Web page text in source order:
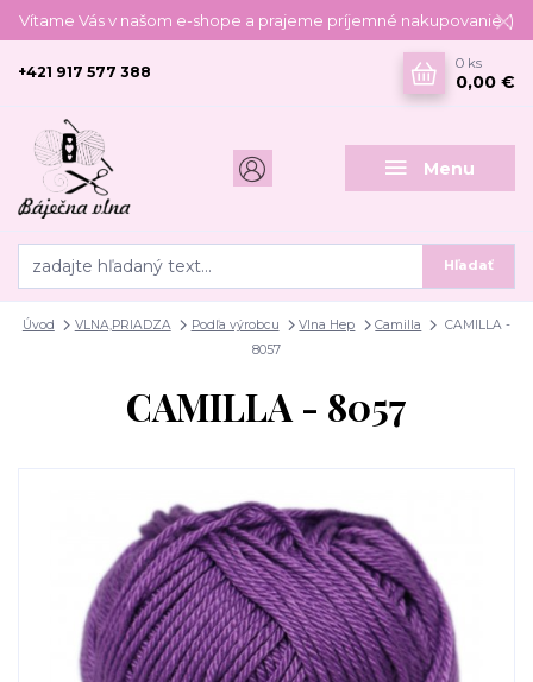
Vítame Vás v našom e-shope a prajeme príjemné nakupovanie :)
Menu
Hľadať
+421 917 577 388
0 ks
0,00 €
Úvod VLNA,PRIADZA Podľa výrobcu Vlna Hep Camilla
CAMILLA -
8057
CAMILLA - 8057